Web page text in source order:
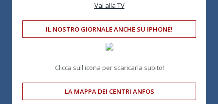
Vai alla TV
IL NOSTRO GIORNALE ANCHE SU IPHONE!
Clicca sull'icona per scaricarla subito!
LA MAPPA DEI CENTRI ANFOS